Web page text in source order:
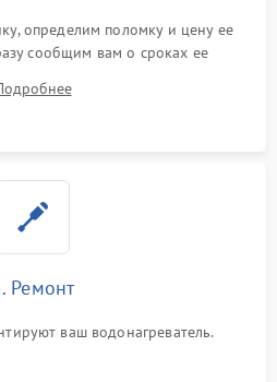
определим поломку и цену ее
сообщим вам о сроках ее
Ремонт
ваш водонагреватель.